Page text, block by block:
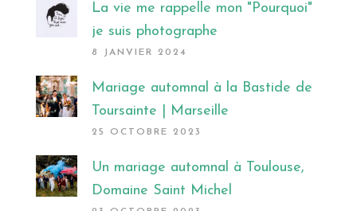
La vie me rappelle mon "Pourquoi"
je suis photographe
8 JANVIER 2024
Mariage automnal à la Bastide de
Toursainte | Marseille
25 OCTOBRE 2023
Un mariage automnal à Toulouse,
Domaine Saint Michel